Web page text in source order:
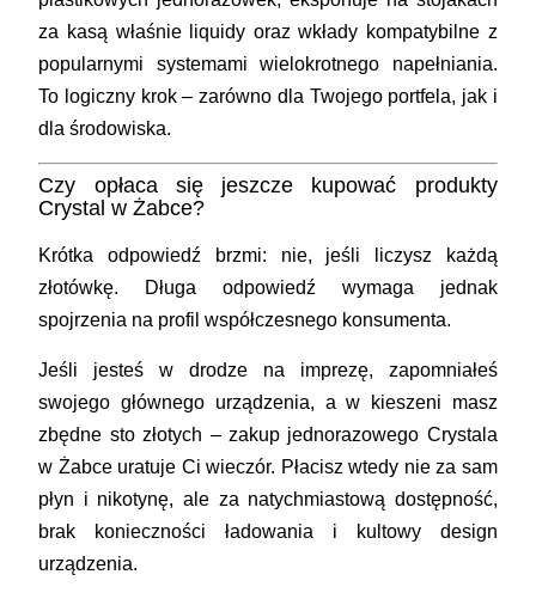
za kasą właśnie liquidy oraz wkłady kompatybilne z
popularnymi systemami wielokrotnego napełniania.
To logiczny krok – zarówno dla Twojego portfela, jak i
dla środowiska.
Czy opłaca się jeszcze kupować produkty
Crystal w Żabce?
Krótka odpowiedź brzmi: nie, jeśli liczysz każdą
złotówkę. Długa odpowiedź wymaga jednak
spojrzenia na profil współczesnego konsumenta.
Jeśli jesteś w drodze na imprezę, zapomniałeś
swojego głównego urządzenia, a w kieszeni masz
zbędne sto złotych – zakup jednorazowego Crystala
w Żabce uratuje Ci wieczór. Płacisz wtedy nie za sam
płyn i nikotynę, ale za natychmiastową dostępność,
brak konieczności ładowania i kultowy design
urządzenia.